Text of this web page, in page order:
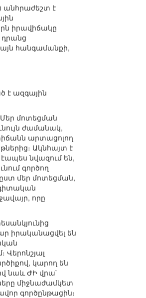
անհրաժեշտ է
իրավիճակը
դրանց
հանգամանքի,
է ազգային
Մեր մոտեցման
ժամանակ,
արտացոլող
Ակնհայտ է
նվազում են,
գործող
մեր մոտեցման,
որը
իրականացվել են
կարող են
նաև ԺԻ վրա`
միջնաժամկետ
գործընթացին։